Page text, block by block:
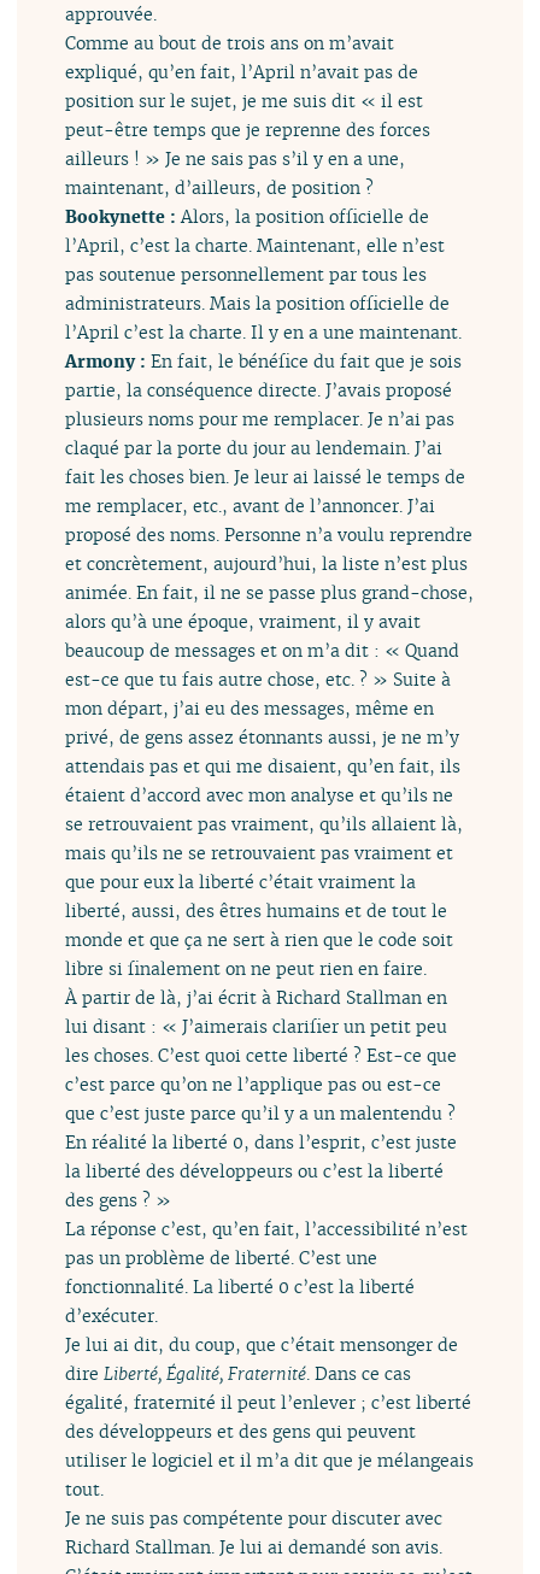
approuvée.
Comme au bout de trois ans on m’avait
expliqué, qu’en fait, l’April n’avait pas de
position sur le sujet, je me suis dit « il est
peut-être temps que je reprenne des forces
ailleurs ! » Je ne sais pas s’il y en a une,
maintenant, d’ailleurs, de position ?
Bookynette : Alors, la position officielle de
l’April, c’est la charte. Maintenant, elle n’est
pas soutenue personnellement par tous les
administrateurs. Mais la position officielle de
l’April c’est la charte. Il y en a une maintenant.
Armony : En fait, le bénéfice du fait que je sois
partie, la conséquence directe. J’avais proposé
plusieurs noms pour me remplacer. Je n’ai pas
claqué par la porte du jour au lendemain. J’ai
fait les choses bien. Je leur ai laissé le temps de
me remplacer, etc., avant de l’annoncer. J’ai
proposé des noms. Personne n’a voulu reprendre
et concrètement, aujourd’hui, la liste n’est plus
animée. En fait, il ne se passe plus grand-chose,
alors qu’à une époque, vraiment, il y avait
beaucoup de messages et on m’a dit : « Quand
est-ce que tu fais autre chose, etc. ? » Suite à
mon départ, j’ai eu des messages, même en
privé, de gens assez étonnants aussi, je ne m’y
attendais pas et qui me disaient, qu’en fait, ils
étaient d’accord avec mon analyse et qu’ils ne
se retrouvaient pas vraiment, qu’ils allaient là,
mais qu’ils ne se retrouvaient pas vraiment et
que pour eux la liberté c’était vraiment la
liberté, aussi, des êtres humains et de tout le
monde et que ça ne sert à rien que le code soit
libre si finalement on ne peut rien en faire.
À partir de là, j’ai écrit à Richard Stallman en
lui disant : « J’aimerais clarifier un petit peu
les choses. C’est quoi cette liberté ? Est-ce que
c’est parce qu’on ne l’applique pas ou est-ce
que c’est juste parce qu’il y a un malentendu ?
En réalité la liberté 0, dans l’esprit, c’est juste
la liberté des développeurs ou c’est la liberté
des gens ? »
La réponse c’est, qu’en fait, l’accessibilité n’est
pas un problème de liberté. C’est une
fonctionnalité. La liberté 0 c’est la liberté
d’exécuter.
Je lui ai dit, du coup, que c’était mensonger de
direLiberté, Égalité, Fraternité. Dans ce cas
égalité, fraternité il peut l’enlever ; c’est liberté
des développeurs et des gens qui peuvent
utiliser le logiciel et il m’a dit que je mélangeais
tout.
Je ne suis pas compétente pour discuter avec
Richard Stallman. Je lui ai demandé son avis.